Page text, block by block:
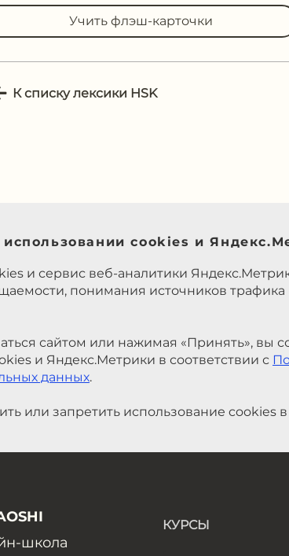
Учить флэш-карточки
К списку лексики HSK
cookies и
и сервис веб-аналитики
понимания источников
сайтом или нажимая «Принять», вы
и Яндекс.Метрики в соответствии с
данных.
или запретить использование cookies в
школа
КУРСЫ